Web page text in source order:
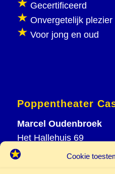
Cookie
Gecertificeerd
Onvergetelijk plezier
Voor jong en oud
Poppentheater
Marcel Oudenbroek
Het Hallehuis 69
3823 VH Amersfoort